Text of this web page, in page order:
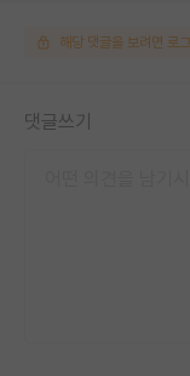
해당 댓글을 보려면 로
댓글쓰기